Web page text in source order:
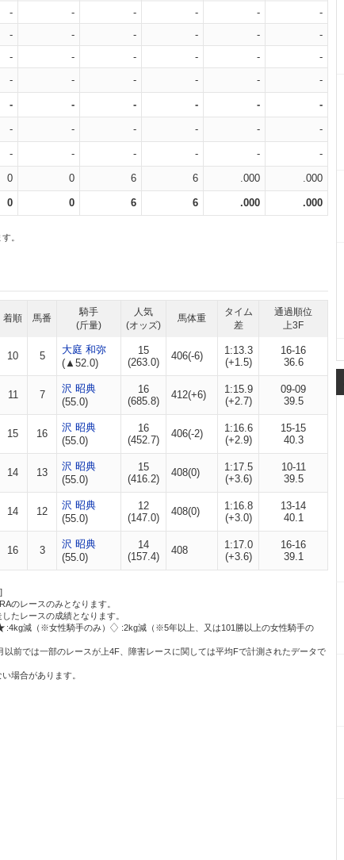
- - - - -
-
- - - - -
-
- - - - -
-
- - - - - -
- - - - - -
- - - - - -
- - - - - -
0 0 6 6 .000 .000
0 0 6 6 .000 .000
。
着順 馬番
騎手
(斤量)
人気
(オッズ)
馬体重
タイム
差
通過順位
上3F
10 5
大庭 和弥
(▲52.0)
15
(263.0)
406(-6)
1:13.3
(+1.5)
16-16
36.6
11 7
沢 昭典
(55.0)
16
(685.8)
412(+6)
1:15.9
(+2.7)
09-09
39.5
15 16
沢 昭典
(55.0)
16
(452.7)
406(-2)
1:16.6
(+2.9)
15-15
40.3
14 13
沢 昭典
(55.0)
15
(416.2)
408(0)
1:17.5
(+3.6)
10-11
39.5
14 12
沢 昭典
(55.0)
12
(147.0)
408(0)
1:16.8
(+3.0)
13-14
40.1
16 3
沢 昭典
(55.0)
14
(157.4)
408
1:17.0
(+3.6)
16-16
39.1
のレースのみとなります。
たレースの成績となります。
:4kg減（※女性騎手のみ）
:2kg減（※5年以上、又は101勝以上の女性騎手の
前では一部のレースが上4F、障害レースに関しては平均Fで計測されたデータで
場合があります。